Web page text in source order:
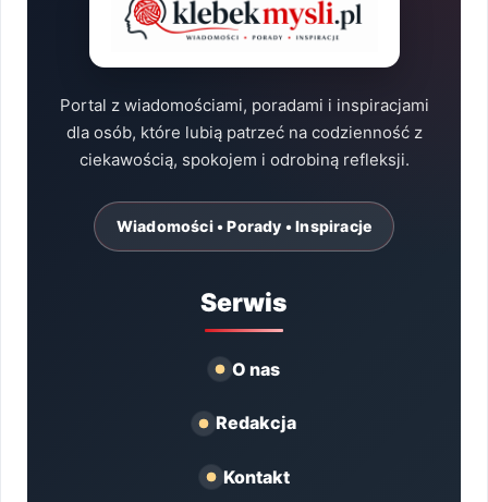
Portal z wiadomościami, poradami i inspiracjami
dla osób, które lubią patrzeć na codzienność z
ciekawością, spokojem i odrobiną refleksji.
Wiadomości • Porady • Inspiracje
Serwis
O nas
Redakcja
Kontakt